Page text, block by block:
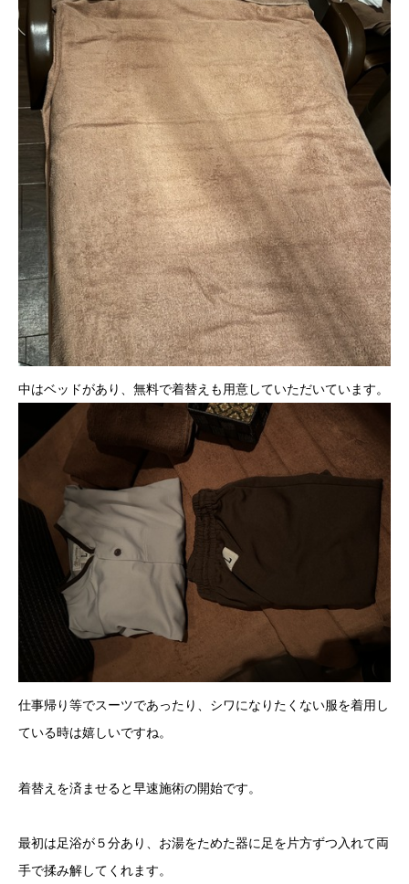
中はベッドがあり、無料で着替えも用意していただいています。
仕事帰り等でスーツであったり、シワになりたくない服を着用し
ている時は嬉しいですね。
着替えを済ませると早速施術の開始です。
最初は足浴が５分あり、お湯をためた器に足を片方ずつ入れて両
手で揉み解してくれます。